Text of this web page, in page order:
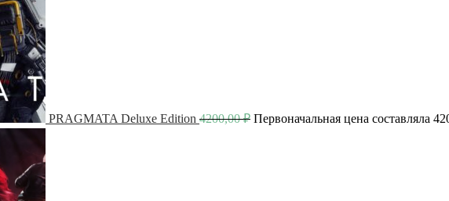
PRAGMATA Deluxe Edition 4200,00₽ Первоначальная цена составляла